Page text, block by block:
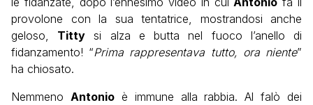
provolone con la sua tentatrice, mostrandosi anche
geloso, Titty si alza e butta nel fuoco l’anello di
fidanzamento! “Prima rappresentava tutto, ora niente”
ha chiosato.
Nemmeno Antonioè immune alla rabbia. Al falò dei